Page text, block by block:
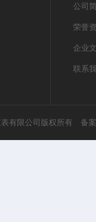
公司
荣誉
企业
联系
有限公司版权所有 备